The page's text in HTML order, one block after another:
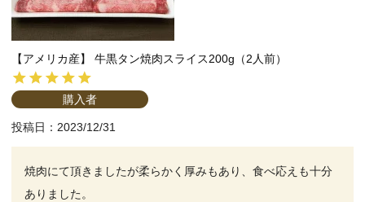
【アメリカ産】 牛黒タン焼肉スライス200g（2人前）
購入者
投稿日 2023/12/31
焼肉にて頂きましたが柔らかく厚みもあり、食べ応えも十分
ありました。